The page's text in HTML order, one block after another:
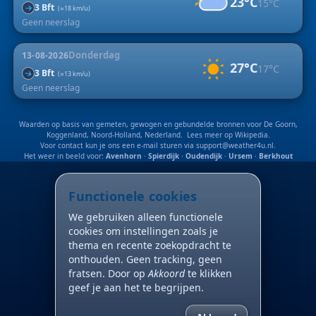
15°C
Geen neerslag
↑3 Bft (≈18 km/u)
13-08-2026Donderdag
27°C17°C
Geen neerslag
↑3 Bft (≈13 km/u)
Waarden op basis van gemeten, gewogen en gebundelde bronnen voor De Goorn,
Koggenland, Noord-Holland, Nederland. Lees meer op Wikipedia.
Voor contact kun je ons een e-mail sturen via support@weather4u.nl.
Het weer in beeld voor: Avenhorn · Spierdijk· Oudendijk· Ursem · Berkhout
Functionele cookies
We gebruiken alleen functionele
cookies om instellingen zoals je
thema en recente zoekopdracht te
onthouden. Geen tracking, geen
fratsen. Door opAkkoordte klikken
geef je aan het te begrijpen.